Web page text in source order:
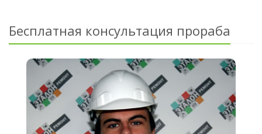
Бесплатная консультация прораба